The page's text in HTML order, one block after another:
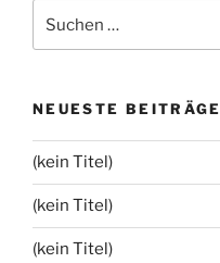
nach:
NEUESTE BEITRÄGE
(kein Titel)
(kein Titel)
(kein Titel)